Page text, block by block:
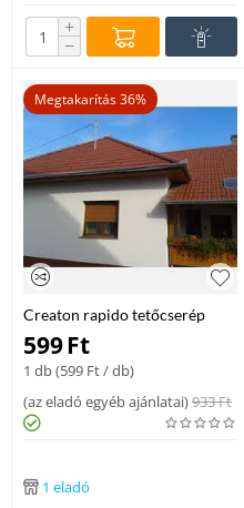
+
−
Megtakarítás 36%
Creaton rapido tetőcserép
rézvörös
599Ft
1 db (599 Ft/ db)
(az eladó egyéb ajánlatai)933Ft
1 eladó